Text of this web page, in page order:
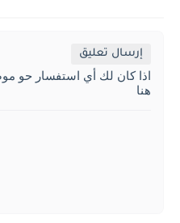
إرسال تعليق
اذا كان لك أي استفسار حو
هنا